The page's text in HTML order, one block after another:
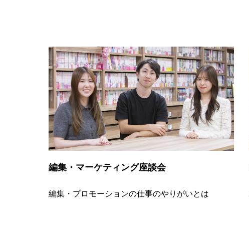
編集・マーケティング座談会
編集・プロモーションの仕事のやりがいとは